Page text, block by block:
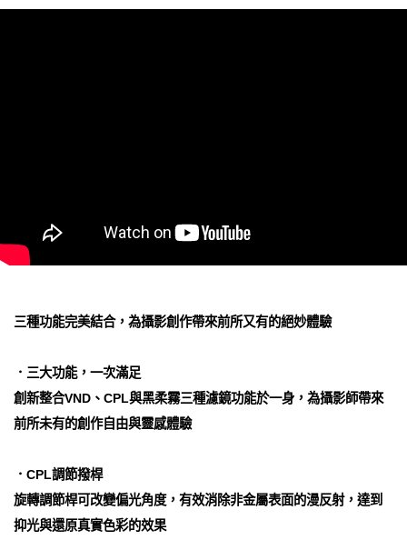
三種功能完美結合，為攝影創作帶來前所又有的絕妙體驗
．三大功能，一次滿足
創新整合VND、CPL與黑柔霧三種濾鏡功能於一身，為攝影師帶來
前所未有的創作自由與靈感體驗
．CPL調節撥桿
旋轉調節桿可改變偏光角度，有效消除非金屬表面的漫反射，達到
抑光與還原真實色彩的效果